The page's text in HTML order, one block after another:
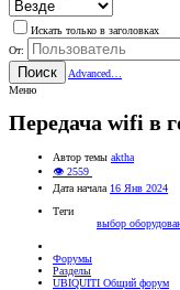
Искать только в заголовках
От:
Поиск
Advanced…
Меню
Передача wifi в
Автор темы aktha
👁 2559
Дата начала 16 Янв 2024
Теги
выбор
Форумы
Разделы
UBIQUITI Общий форум